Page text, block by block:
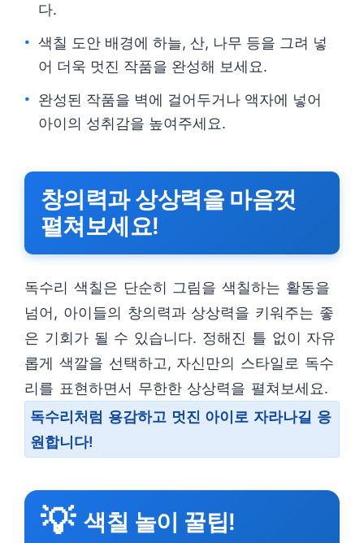
다.
색칠 도안 배경에 하늘, 산, 나무 등을 그려 넣
어 더욱 멋진 작품을 완성해 보세요.
완성된 작품을 벽에 걸어두거나 액자에 넣어
아이의 성취감을 높여주세요.
창의력과 상상력을 마음껏
펼쳐보세요!
독수리 색칠은 단순히 그림을 색칠하는 활동을
넘어, 아이들의 창의력과 상상력을 키워주는 좋
은 기회가 될 수 있습니다. 정해진 틀 없이 자유
롭게 색깔을 선택하고, 자신만의 스타일로 독수
리를 표현하면서 무한한 상상력을 펼쳐보세요.
독수리처럼 용감하고 멋진 아이로 자라나길 응
원합니다!
💡 색칠 놀이 꿀팁!